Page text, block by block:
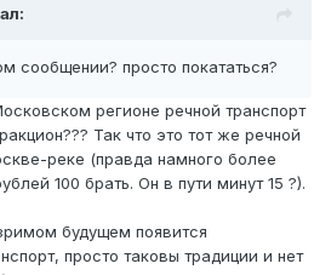
сообщении? просто покататься?
регионе речной транспорт
Так что это тот же речной
реке (правда намного более
100 брать. Он в пути минут 15 ?).
будущем появится
просто таковы традиции и нет